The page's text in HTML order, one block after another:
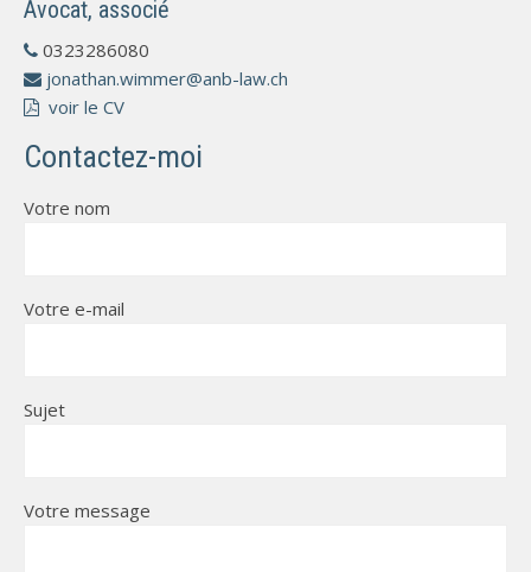
Avocat, associé
0323286080
jonathan.wimmer@anb-law.ch
voir le CV
Contactez-moi
Votre nom
Votre e-mail
Sujet
Votre message